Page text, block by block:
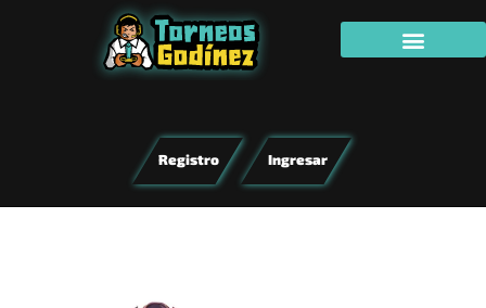
Registro Ingresar